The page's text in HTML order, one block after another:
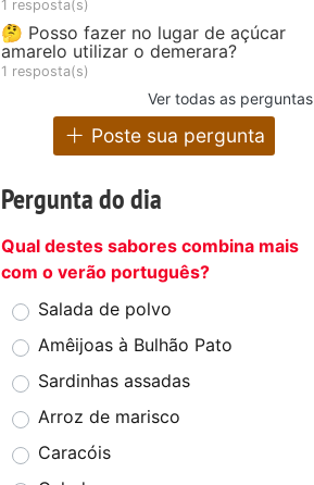
1 resposta(s)
🤔 Posso fazer no lugar de açúcar
amarelo utilizar o demerara?
1 resposta(s)
Ver todas as perguntas
Poste sua pergunta
Pergunta do dia
Qual destes sabores combina mais
com o verão português?
Salada de polvo
Amêijoas à Bulhão Pato
Sardinhas assadas
Arroz de marisco
Caracóis